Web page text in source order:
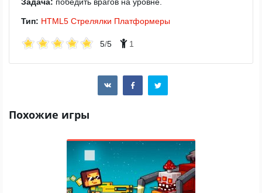
Тип: HTML5 Стрелялки Платформеры
5/5 1
Похожие игры